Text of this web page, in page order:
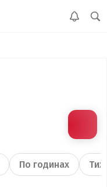
По годинах